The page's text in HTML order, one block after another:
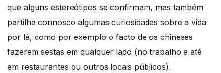
que alguns estereótipos se confirmam, mas também
partilha connosco algumas curiosidades sobre a vida
por lá, como por exemplo o facto de os chineses
fazerem sestas em qualquer lado (no trabalho e até
em restaurantes ou outros locais públicos).